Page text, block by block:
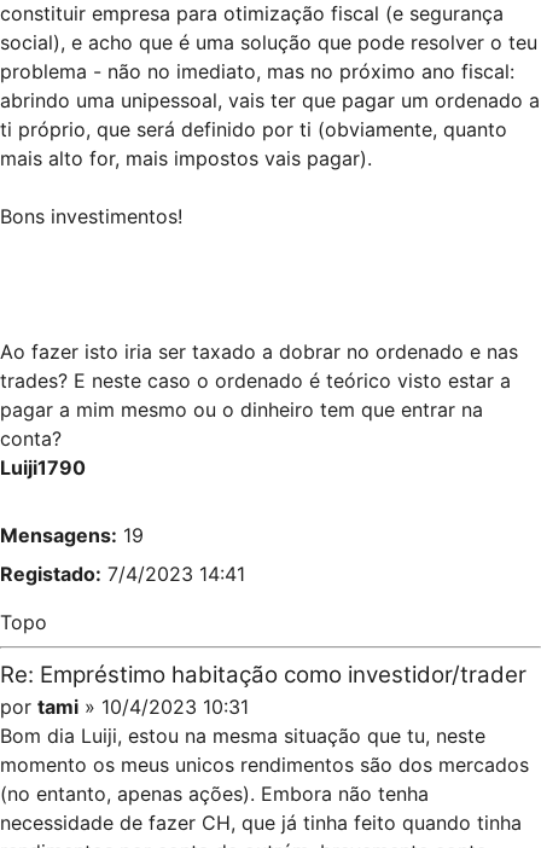
constituir empresa para otimização fiscal (e segurança
social), e acho que é uma solução que pode resolver o teu
problema - não no imediato, mas no próximo ano fiscal:
abrindo uma unipessoal, vais ter que pagar um ordenado a
ti próprio, que será definido por ti (obviamente, quanto
mais alto for, mais impostos vais pagar).
Bons investimentos!
Ao fazer isto iria ser taxado a dobrar no ordenado e nas
trades? E neste caso o ordenado é teórico visto estar a
pagar a mim mesmo ou o dinheiro tem que entrar na
conta?
Luiji1790
Mensagens: 19
Registado: 7/4/2023 14:41
Topo
Re: Empréstimo habitação como investidor/trader
por tami » 10/4/2023 10:31
Bom dia Luiji, estou na mesma situação que tu, neste
momento os meus unicos rendimentos são dos mercados
(no entanto, apenas ações). Embora não tenha
necessidade de fazer CH, que já tinha feito quando tinha